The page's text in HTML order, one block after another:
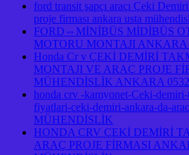
ford transit şapçı araçı Çeki
proje firması ankara usta
FORD⇔MİNİBÜS MİDİBÜS
MOTORU MONTAJI
Honda Cr v ÇEKİ DEMİRİ
MONTAJI VE ARAÇ PROJE
MÜHENDİSLİK ANKARA
honda crv -kamyonet-Ceki-
fiyatlari-ceki-demiri-ankara-da-
MÜHENDİSLİK
HONDA CRV ÇEKİ DEMİRİ
ARAÇ PROJE FİRMASI